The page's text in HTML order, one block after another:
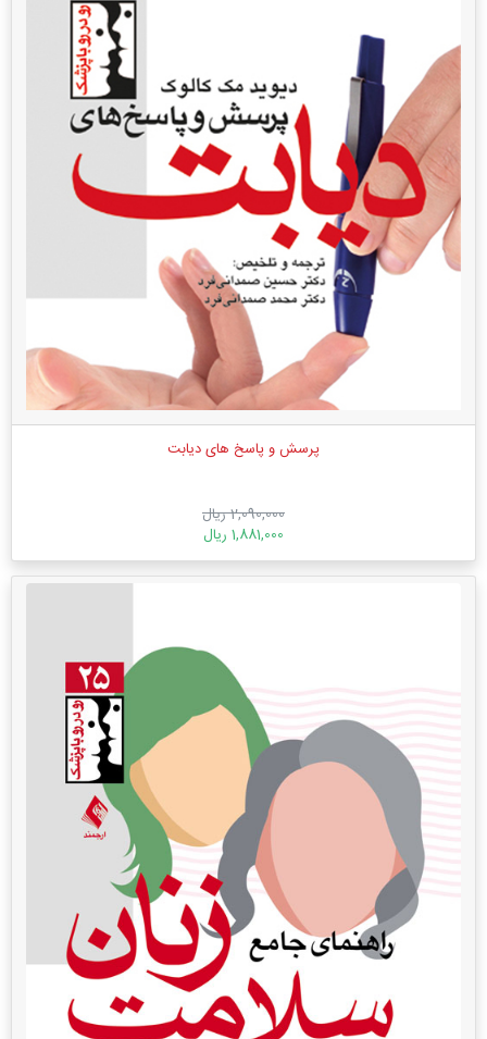
پرسش و پاسخ های دیابت
2,090,000 ریال
1,881,000 ریال